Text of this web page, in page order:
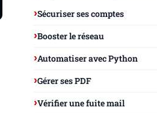
Sécuriser ses comptes
Booster le réseau
Automatiser avec Python
Gérer ses PDF
Vérifier une fuite mail